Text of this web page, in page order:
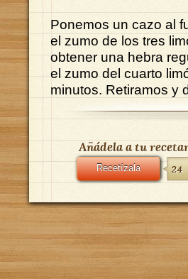
Ponemos un cazo al
el zumo de los tres
obtener una hebra
el zumo del cuarto
minutos. Retiramos y
Añádela a tu
Recetízala 24